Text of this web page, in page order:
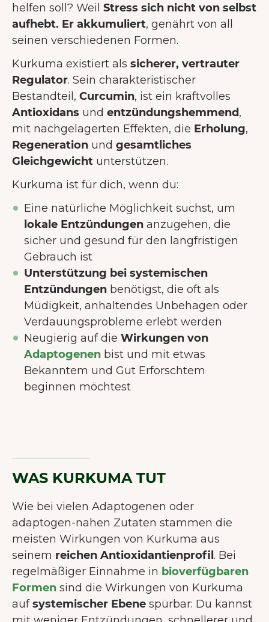
helfen soll? Weil Stress sich nicht von selbst
aufhebt. Er akkumuliert, genährt von all
seinen verschiedenen Formen.
Kurkuma existiert als sicherer, vertrauter
Regulator. Sein charakteristischer
Bestandteil, Curcumin, ist ein kraftvolles
Antioxidans und entzündungshemmend,
mit nachgelagerten Effekten, die Erholung,
Regeneration und gesamtliches
Gleichgewicht unterstützen.
Kurkuma ist für dich, wenn du:
Eine natürliche Möglichkeit suchst, um
lokale Entzündungen anzugehen, die
sicher und gesund für den langfristigen
Gebrauch ist
Unterstützung bei systemischen
Entzündungen benötigst, die oft als
Müdigkeit, anhaltendes Unbehagen oder
Verdauungsprobleme erlebt werden
Neugierig auf die Wirkungen von
Adaptogenen bist und mit etwas
Bekanntem und Gut Erforschtem
beginnen möchtest
WAS KURKUMA TUT
Wie bei vielen Adaptogenen oder
adaptogen-nahen Zutaten stammen die
meisten Wirkungen von Kurkuma aus
seinem reichen Antioxidantienprofil. Bei
regelmäßiger Einnahme in bioverfügbaren
Formen sind die Wirkungen von Kurkuma
aufsystemischer Ebene spürbar: Du kannst